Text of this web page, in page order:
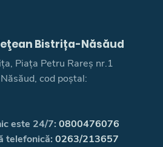
Bistrița-Năsăud
Piața Petru Rareș nr.1
cod poștal:
este 24/7: 0800476076
telefonică: 0263/213657